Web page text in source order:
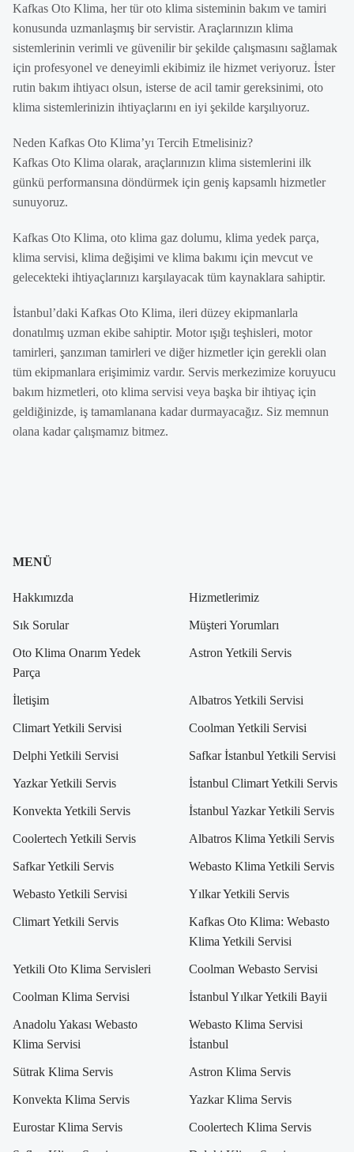
Kafkas Oto Klima, her tür oto klima sisteminin bakım ve tamiri
konusunda uzmanlaşmış bir servistir. Araçlarınızın klima
sistemlerinin verimli ve güvenilir bir şekilde çalışmasını sağlamak
için profesyonel ve deneyimli ekibimiz ile hizmet veriyoruz. İster
rutin bakım ihtiyacı olsun, isterse de acil tamir gereksinimi, oto
klima sistemlerinizin ihtiyaçlarını en iyi şekilde karşılıyoruz.
Neden Kafkas Oto Klima’yı Tercih Etmelisiniz?
Kafkas Oto Klima olarak, araçlarınızın klima sistemlerini ilk
günkü performansına döndürmek için geniş kapsamlı hizmetler
sunuyoruz.
Kafkas Oto Klima, oto klima gaz dolumu, klima yedek parça,
klima servisi, klima değişimi ve klima bakımı için mevcut ve
gelecekteki ihtiyaçlarınızı karşılayacak tüm kaynaklara sahiptir.
İstanbul’daki Kafkas Oto Klima, ileri düzey ekipmanlarla
donatılmış uzman ekibe sahiptir. Motor ışığı teşhisleri, motor
tamirleri, şanzıman tamirleri ve diğer hizmetler için gerekli olan
tüm ekipmanlara erişimimiz vardır. Servis merkezimize koruyucu
bakım hizmetleri, oto klima servisi veya başka bir ihtiyaç için
geldiğinizde, iş tamamlanana kadar durmayacağız. Siz memnun
olana kadar çalışmamız bitmez.
MENÜ
Hakkımızda Hizmetlerimiz
Sık Sorular Müşteri Yorumları
Oto Klima Onarım Yedek
Parça
Astron Yetkili Servis
İletişim Albatros Yetkili Servisi
Climart Yetkili Servisi Coolman Yetkili Servisi
Delphi Yetkili Servisi Safkar İstanbul Yetkili Servisi
Yazkar Yetkili Servis İstanbul Climart Yetkili Servis
Konvekta Yetkili Servis İstanbul Yazkar Yetkili Servis
Coolertech Yetkili Servis Albatros Klima Yetkili Servis
Safkar Yetkili Servis Webasto Klima Yetkili Servis
Webasto Yetkili Servisi Yılkar Yetkili Servis
Climart Yetkili Servis
Kafkas Oto Klima: Webasto
Klima Yetkili Servisi
Yetkili Oto Klima Servisleri Coolman Webasto Servisi
Coolman Klima Servisi İstanbul Yılkar Yetkili Bayii
Anadolu Yakası Webasto
Klima Servisi
Webasto Klima Servisi
İstanbul
Sütrak Klima Servis Astron Klima Servis
Konvekta Klima Servis Yazkar Klima Servis
Eurostar Klima Servis Coolertech Klima Servis